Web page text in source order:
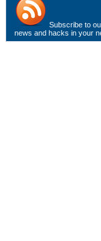
Subscribe to
news and hacks in your